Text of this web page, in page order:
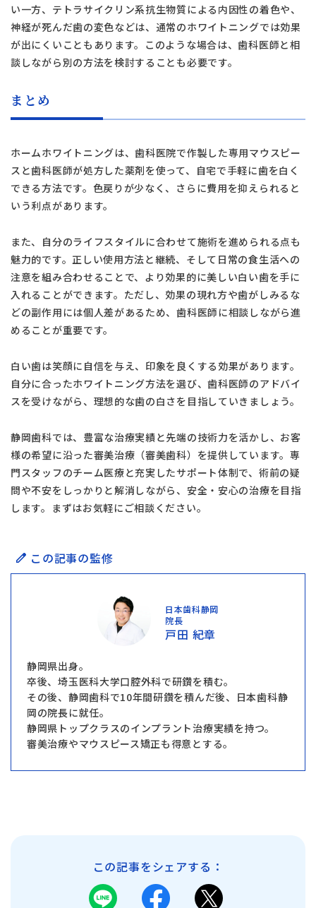
い一方、テトラサイクリン系抗生物質による内因性の着色や、
神経が死んだ歯の変色などは、通常のホワイトニングでは効果
が出にくいこともあります。このような場合は、歯科医師と相
談しながら別の方法を検討することも必要です。
まとめ
ホームホワイトニングは、歯科医院で作製した専用マウスピー
スと歯科医師が処方した薬剤を使って、自宅で手軽に歯を白く
できる方法です。色戻りが少なく、さらに費用を抑えられると
いう利点があります。
また、自分のライフスタイルに合わせて施術を進められる点も
魅力的です。正しい使用方法と継続、そして日常の食生活への
注意を組み合わせることで、より効果的に美しい白い歯を手に
入れることができます。ただし、効果の現れ方や歯がしみるな
どの副作用には個人差があるため、歯科医師に相談しながら進
めることが重要です。
白い歯は笑顔に自信を与え、印象を良くする効果があります。
自分に合ったホワイトニング方法を選び、歯科医師のアドバイ
スを受けながら、理想的な歯の白さを目指していきましょう。
静岡歯科では、豊富な治療実績と先端の技術力を活かし、お客
様の希望に沿った審美治療（審美歯科）を提供しています。専
門スタッフのチーム医療と充実したサポート体制で、術前の疑
問や不安をしっかりと解消しながら、安全・安心の治療を目指
します。まずはお気軽にご相談ください。
この記事の監修
日本歯科静岡
院長
戸田 紀章
静岡県出身。
卒後、埼玉医科大学口腔外科で研鑽を積む。
その後、静岡歯科で10年間研鑽を積んだ後、日本歯科静
岡の院長に就任。
静岡県トップクラスのインプラント治療実績を持つ。
審美治療やマウスピース矯正も得意とする。
この記事をシェアする：